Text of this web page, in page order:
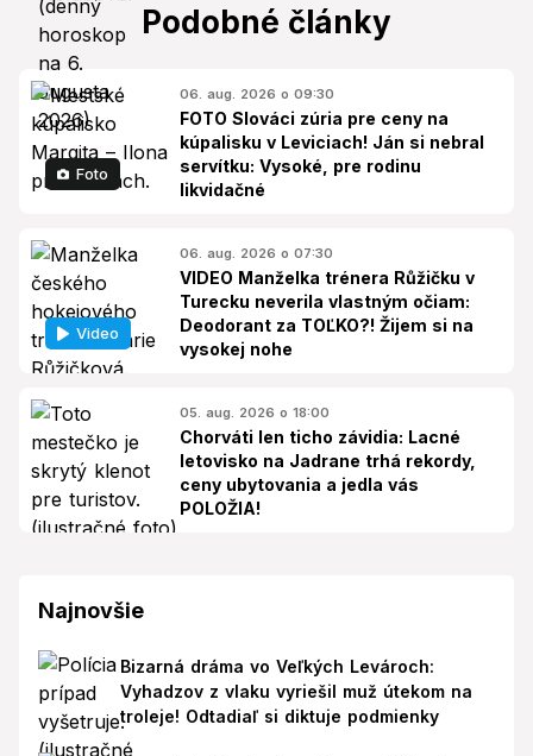
Podobné články
Foto
06. aug. 2026 o 09:30
FOTO Slováci zúria pre ceny na
kúpalisku v Leviciach! Ján si nebral
servítku: Vysoké, pre rodinu
likvidačné
Video
06. aug. 2026 o 07:30
VIDEO Manželka trénera Růžičku v
Turecku neverila vlastným očiam:
Deodorant za TOĽKO?! Žijem si na
vysokej nohe
05. aug. 2026 o 18:00
Chorváti len ticho závidia: Lacné
letovisko na Jadrane trhá rekordy,
ceny ubytovania a jedla vás
POLOŽIA!
Najnovšie
Bizarná dráma vo Veľkých Levároch:
Vyhadzov z vlaku vyriešil muž útekom na
troleje! Odtadiaľ si diktuje podmienky